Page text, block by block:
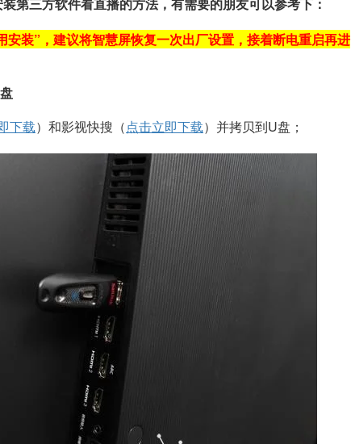
装”，建议将智慧屏恢复一次出厂设置，接着断电重启再进
下载）和影视快搜（点击立即下载）并拷贝到U盘；